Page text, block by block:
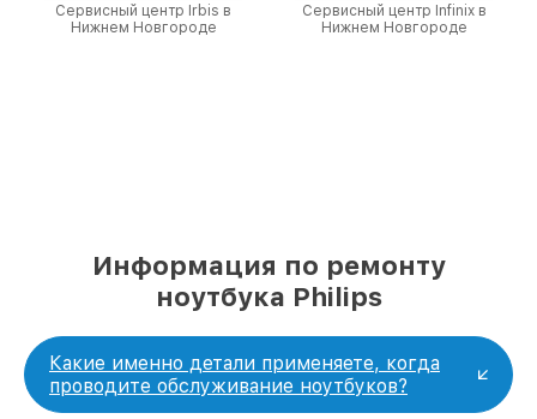
Сервисный центр Irbis в
Нижнем Новгороде
Сервисный центр Infinix в
Нижнем Новгороде
Информация по ремонту
ноутбука Philips
Какие именно детали применяете, когда
проводите обслуживание ноутбуков?